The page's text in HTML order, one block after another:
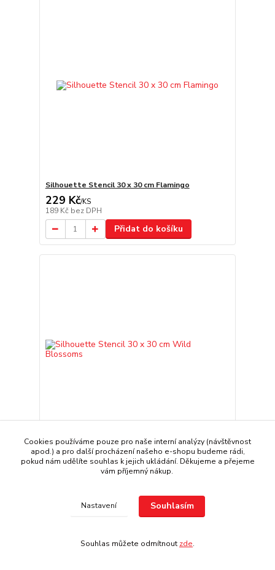
Silhouette Stencil 30 x 30 cm Flamingo
229 Kč/KS
189 Kč bez DPH
Přidat do košíku
Silhouette Stencil 30 x 30 cm Wild Blossoms
229 Kč/KS
bez DPH
Přidat do košíku
Cookies používáme pouze pro naše interní analýzy (návštěvnost
apod.) a pro další procházení našeho e-shopu budeme rádi,
pokud nám udělíte souhlas k jejich ukládání. Děkujeme a přejeme
vám příjemný nákup.
Nastavení Souhlasím
Souhlas můžete odmítnout zde.